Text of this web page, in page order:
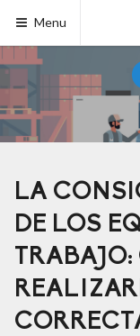
Menu
LA
DE LOS
TRABAJO: